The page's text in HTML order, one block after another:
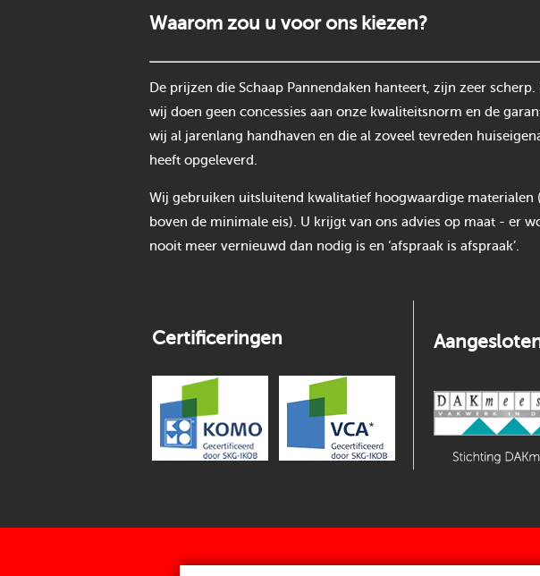
Waarom zou u voor ons kiezen?
De prijzen die Schaap Pannendaken hanteert, zijn zeer scherp.
wij doen geen concessies aan onze kwaliteitsnorm en de
wij al jarenlang handhaven en die al zoveel tevreden
heeft opgeleverd.
Wij gebruiken uitsluitend kwalitatief hoogwaardige materialen
boven de minimale eis). U krijgt van ons advies op maat - er
nooit meer vernieuwd dan nodig is en ‘afspraak is afspraak’.
Certificeringen